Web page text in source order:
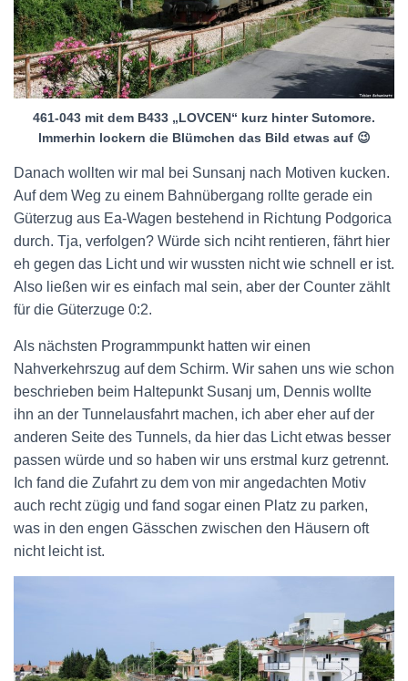
461-043 mit dem B433 „LOVCEN“ kurz hinter Sutomore.
Immerhin lockern die Blümchen das Bild etwas auf 😉
Danach wollten wir mal bei Sunsanj nach Motiven kucken.
Auf dem Weg zu einem Bahnübergang rollte gerade ein
Güterzug aus Ea-Wagen bestehend in Richtung Podgorica
durch. Tja, verfolgen? Würde sich nciht rentieren, fährt hier
eh gegen das Licht und wir wussten nicht wie schnell er ist.
Also ließen wir es einfach mal sein, aber der Counter zählt
für die Güterzuge 0:2.
Als nächsten Programmpunkt hatten wir einen
Nahverkehrszug auf dem Schirm. Wir sahen uns wie schon
beschrieben beim Haltepunkt Susanj um, Dennis wollte
ihn an der Tunnelausfahrt machen, ich aber eher auf der
anderen Seite des Tunnels, da hier das Licht etwas besser
passen würde und so haben wir uns erstmal kurz getrennt.
Ich fand die Zufahrt zu dem von mir angedachten Motiv
auch recht zügig und fand sogar einen Platz zu parken,
was in den engen Gässchen zwischen den Häusern oft
nicht leicht ist.